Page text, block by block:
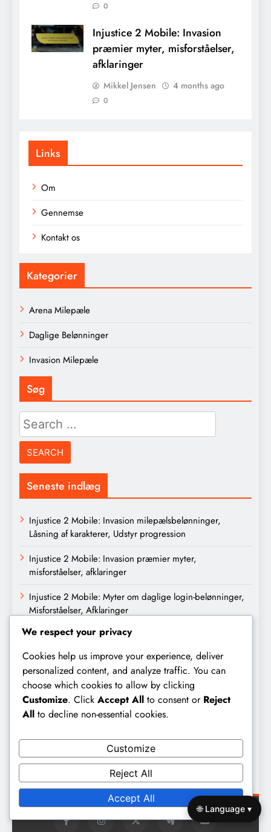
0
Injustice 2 Mobile: Invasion
præmier myter, misforståelser,
afklaringer
Mikkel Jensen 4 months ago
0
Links
Om
Gennemse
Kontakt os
Kategorier
Arena Milepæle
Daglige Belønninger
Invasion Milepæle
Søg
Search
for:
Seneste indlæg
Injustice 2 Mobile: Invasion milepælsbelønninger,
Låsning af karakterer, Udstyr progression
Injustice 2 Mobile: Invasion præmier myter,
misforståelser, afklaringer
Injustice 2 Mobile: Myter om daglige login-belønninger,
Misforståelser, Afklaringer
Injustice 2 Mobile: Daglige loginbelønninger tendenser,
Historiske data, Fremtidige forudsigelser
Injustice 2 Mobile: Daglige loginbelønninger,
fællesskabsindsigt, spilleroplevelser, deling af tips
Arkiv
We respect your privacy
Cookies help us improve your experience, deliver
personalized content, and analyze traffic. You can
choose which cookies to allow by clicking
Customize. Click Accept All to consent or Reject
All to decline non-essential cookies.
Customize
Reject All
Accept All
🌐 Language ▾